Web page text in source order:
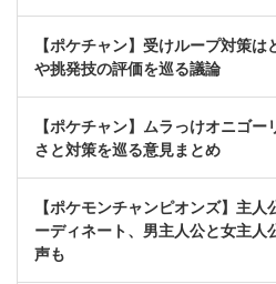
【ポケチャン】受けループ対策
や挑発技の評価を巡る議論
【ポケチャン】ムラっけオニゴ
さと対策を巡る意見まとめ
【ポケモンチャンピオンズ】主
ーディネート、男主人公と女主人
声も